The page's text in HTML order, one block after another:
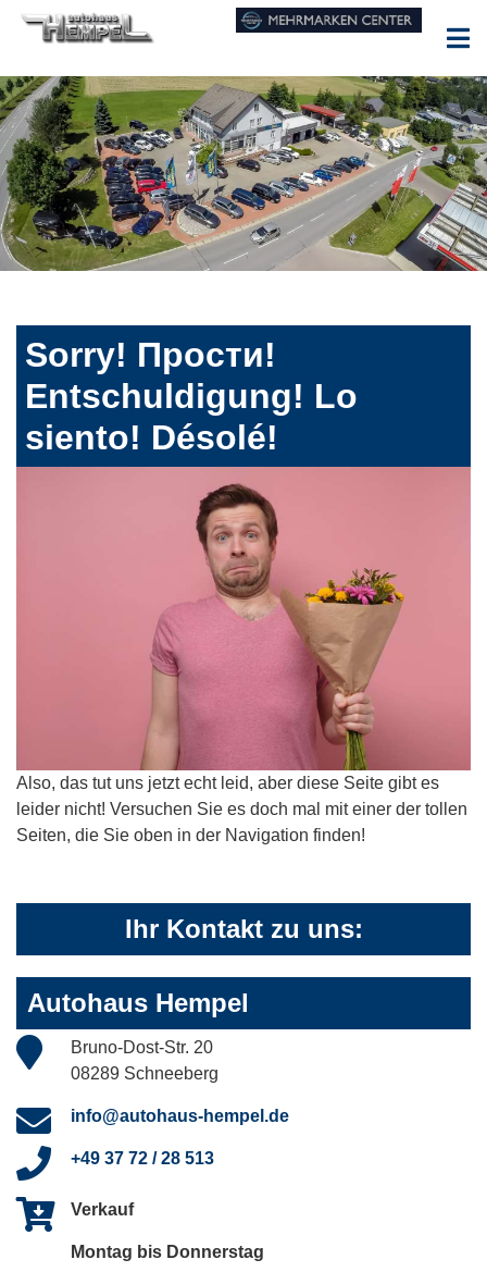
Sorry! Прости!
Entschuldigung! Lo
siento! Désolé!
Also, das tut uns jetzt echt leid, aber diese Seite gibt es
leider nicht! Versuchen Sie es doch mal mit einer der tollen
Seiten, die Sie oben in der Navigation finden!
Ihr Kontakt zu uns:
Autohaus Hempel
Bruno-Dost-Str. 20
08289 Schneeberg
info@autohaus-hempel.de
+49 37 72 / 28 513
Verkauf
Montag bis Donnerstag